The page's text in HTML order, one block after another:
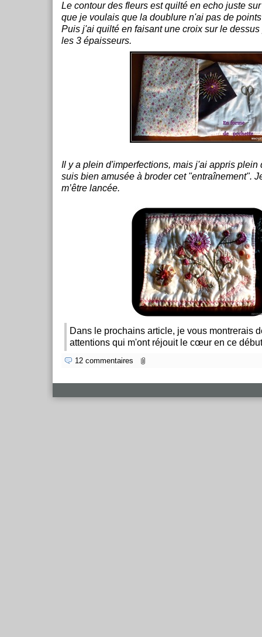
Le contour des fleurs est quilté en echo juste
que je voulais que la doublure n'ai pas de
Puis j'ai quilté en faisant une croix sur le
les 3 épaisseurs.
Il y a plein d'imperfections, mais j'ai appris plein
suis bien amusée à broder cet "entraînement".
m’être lancée.
Dans le prochains article, je vous montrerais
attentions qui m'ont réjouit le cœur en ce
12 commentaires